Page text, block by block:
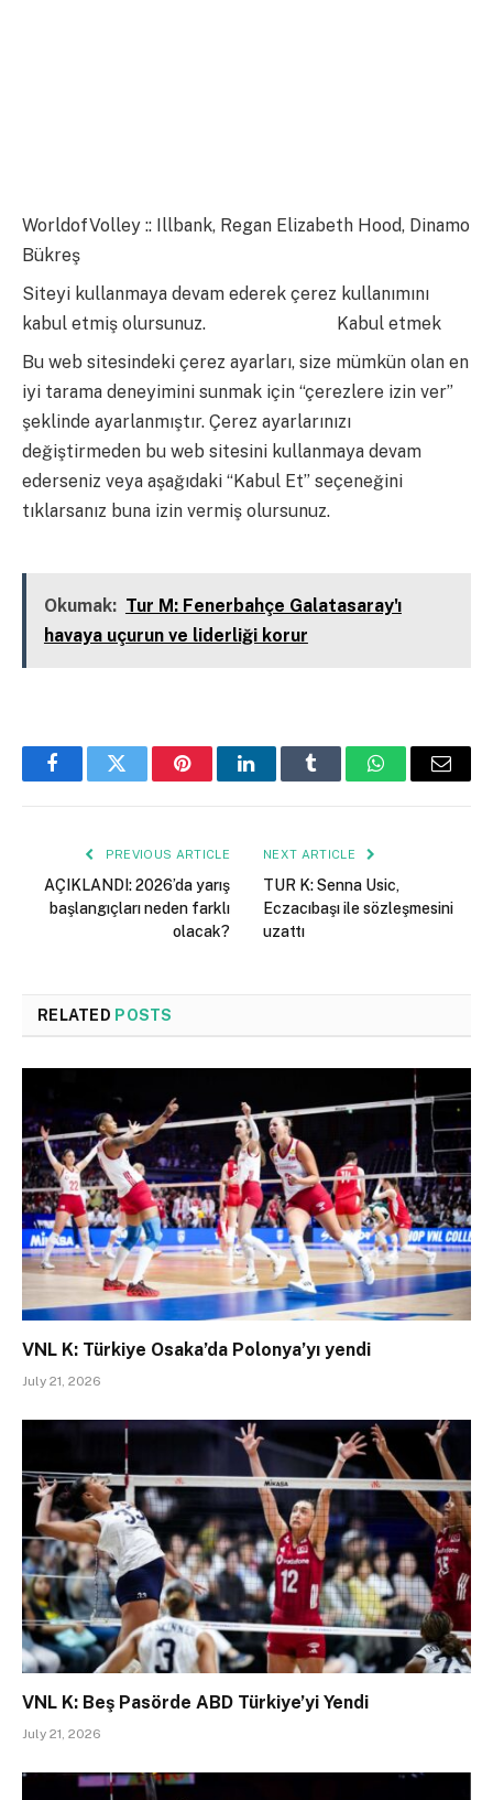
WorldofVolley :: Illbank, Regan Elizabeth Hood, Dinamo
Bükreş
Siteyi kullanmaya devam ederek çerez kullanımını
kabul etmiş olursunuz.
Kabul etmek
Bu web sitesindeki çerez ayarları, size mümkün olan en
iyi tarama deneyimini sunmak için “çerezlere izin ver”
şeklinde ayarlanmıştır. Çerez ayarlarınızı
değiştirmeden bu web sitesini kullanmaya devam
ederseniz veya aşağıdaki “Kabul Et” seçeneğini
tıklarsanız buna izin vermiş olursunuz.
Okumak: Tur M: Fenerbahçe Galatasaray'ı
havaya uçurun ve liderliği korur
FacebookTwitter PinterestLinkedInTumblr WhatsAppEmail
PREVIOUS ARTICLE
AÇIKLANDI: 2026’da yarış
başlangıçları neden farklı
olacak?
NEXT ARTICLE
TUR K: Senna Usic,
Eczacıbaşı ile sözleşmesini
uzattı
RELATED POSTS
VNL K: Türkiye Osaka’da Polonya’yı yendi
July 21, 2026
VNL K: Beş Pasörde ABD Türkiye’yi Yendi
July 21, 2026